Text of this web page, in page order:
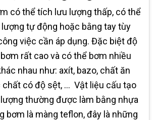
có thể tích lưu lượng thấp, có thể
tự động hoặc bằng tay tùy
việc cần áp dụng. Đặc biệt độ
rất cao và có thể bơm nhiều
nhau như: axít, bazo, chất ăn
chất có độ sệt, … Vật liệu cấu tạo
thường được làm bằng nhựa
bơm là màng teflon, đây là những